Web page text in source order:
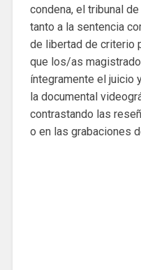
condena, el tribunal
tanto a la sentencia
de libertad de criterio
que los/as
íntegramente el juicio
la documental
contrastando las
o en las grabaciones